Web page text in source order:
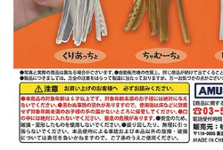
景品・玩具・文具
販促用カプセルトイ